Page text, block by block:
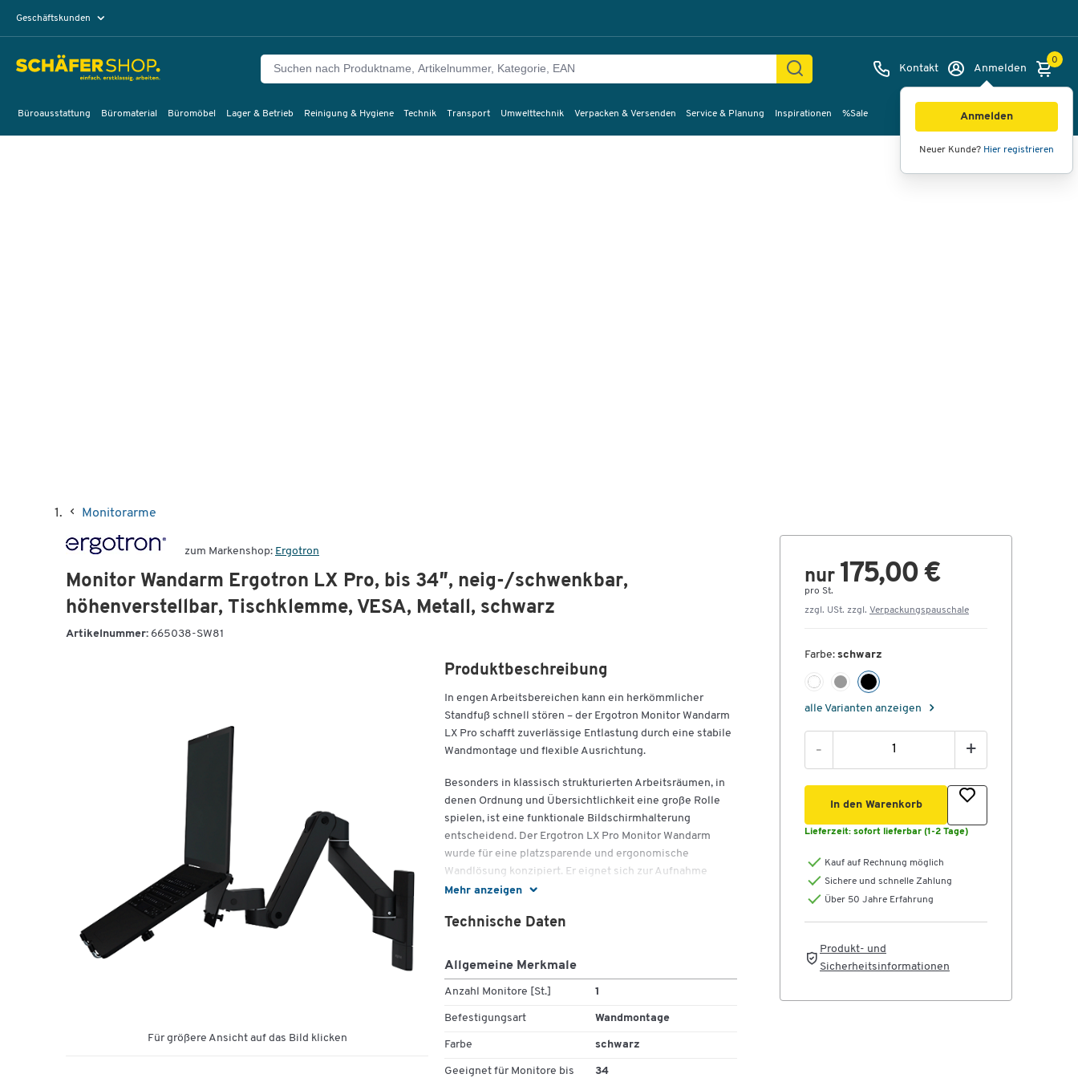
Geschäftskunden
Kontakt Anmelden
Anmelden
Neuer Kunde? Hier registrieren
0
Büroausstattung Büromaterial Büromöbel Lager & Betrieb Reinigung & Hygiene Technik Transport Umwelttechnik Verpacken & Versenden Service & Planung Inspirationen %Sale
Monitorarme
zum Markenshop: Ergotron
Monitor Wandarm Ergotron LX Pro, bis 34″, neig-/schwenkbar,
höhenverstellbar, Tischklemme, VESA, Metall, schwarz
Artikelnummer: 665038-SW81
Für größere Ansicht auf das Bild klicken
Mehr anzeigen
Produktbeschreibung
In engen Arbeitsbereichen kann ein herkömmlicher
Standfuß schnell stören – der Ergotron Monitor Wandarm
LX Pro schafft zuverlässige Entlastung durch eine stabile
Wandmontage und flexible Ausrichtung.
Besonders in klassisch strukturierten Arbeitsräumen, in
denen Ordnung und Übersichtlichkeit eine große Rolle
spielen, ist eine funktionale Bildschirmhalterung
entscheidend. Der Ergotron LX Pro Monitor Wandarm
wurde für eine platzsparende und ergonomische
Wandlösung konzipiert. Er eignet sich zur Aufnahme
eines Monitors bis zu 34 Zoll und einem Gewicht
freie Arbeitsfläche und eine klare Struktur – ideal für
denen eine feste Installation gewünscht ist.
Die Höhenverstellung bis zu 330 Millimetern unterstützt
anpassen. Zusätzlich ist der Monitor im Winkel von -15 bis
+70 Grad neigbar, bis zu 180 Grad schwenkbar und um
Technische Daten
Allgemeine Merkmale
Anzahl Monitore [St.] 1
Befestigungsart Wandmontage
Farbe schwarz
Geeignet für Monitore bis
34
nur 175,00 €
pro St.
zzgl. USt. zzgl. Verpackungspauschale
Farbe: schwarz
alle Varianten anzeigen
- +
In den Warenkorb
Lieferzeit: sofort lieferbar (1-2 Tage)
Kauf auf Rechnung möglich
Sichere und schnelle Zahlung
Über 50 Jahre Erfahrung
Produkt- und
Sicherheitsinformationen
Bilder Videos 360°-Ansicht